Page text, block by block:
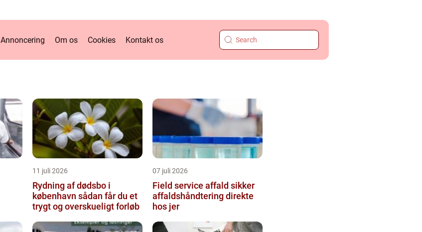
Annoncering Om os Cookies Kontakt os
11 juli 2026
Rydning af dødsbo i
københavn sådan får du et
trygt og overskueligt forløb
07 juli 2026
Field service affald sikker
affaldshåndtering direkte
hos jer